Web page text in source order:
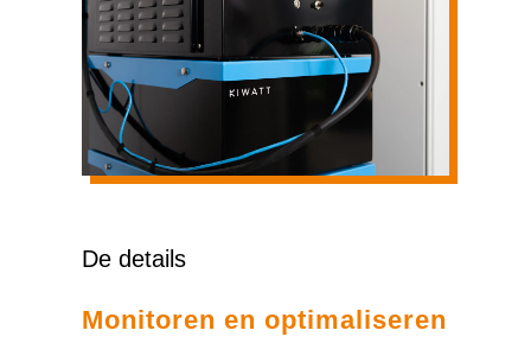
De details
Monitoren en optimaliseren